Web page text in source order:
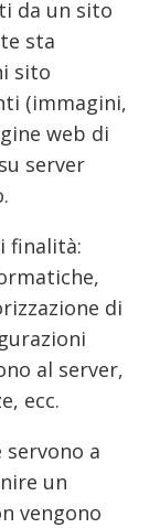
da un sito
sta
sito
(immagini,
web di
server
finalità:
di
al server,
ecc.
servono a
un
vengono